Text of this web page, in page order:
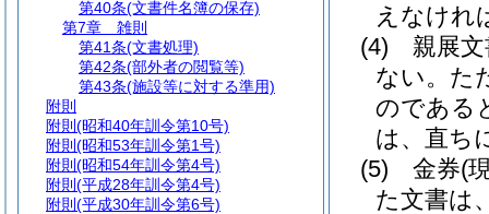
えなけれ
(4)
親展
ない。 た
のである
は、直ち
(5)
金券(
た文書は
第40条(文書件名簿の保存)
第7章
雑則
第41条(文書処理)
第42条(部外者の閲覧等)
第43条(施設等に対する準用)
附則
附則 (昭和40年訓令第10号)
附則 (昭和53年訓令第1号)
附則 (昭和54年訓令第4号)
附則 (平成28年訓令第4号)
附則 (平成30年訓令第6号)